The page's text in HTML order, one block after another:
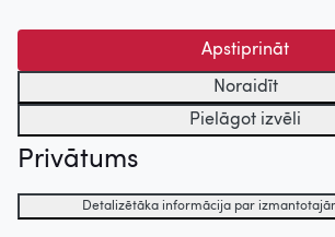
Apstiprināt
Noraidīt
Pielāgot izvēli
Privātums
Detalizētāka informācija par